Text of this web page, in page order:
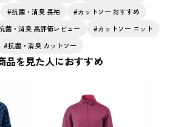
抗菌・消臭 長袖
カットソー おすすめ
菌・消臭 高評価レビュー
カットソー ニット
抗菌・消臭 カットソー
品を見た人におすすめ